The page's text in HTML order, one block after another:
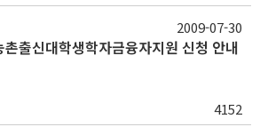
출신대학생학자금융자지원 신청 안내
4152
2009-07-30